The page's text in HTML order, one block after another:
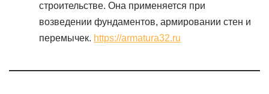
строительстве. Она применяется при
возведении фундаментов, армировании стен и
перемычек. https://armatura32.ru